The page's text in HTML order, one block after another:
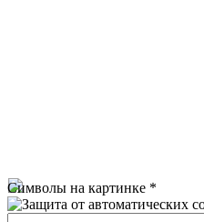
Символы на картинке *